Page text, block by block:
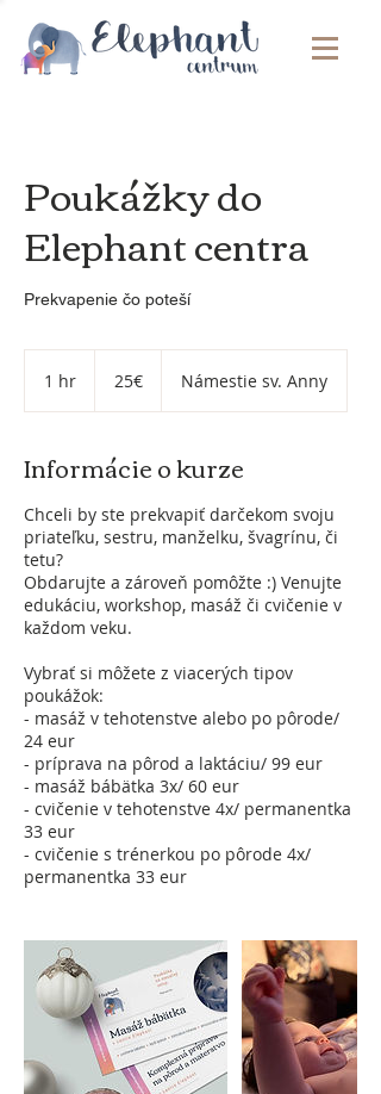
Poukážky do
Elephant centra
Prekvapenie čo poteší
1 hr 25€ Námestie sv. Anny
Informácie o kurze
Chceli by ste prekvapiť darčekom svoju
priateľku, sestru, manželku, švagrínu, či
tetu?
Obdarujte a zároveň pomôžte :) Venujte
edukáciu, workshop, masáž či cvičenie v
každom veku.
Vybrať si môžete z viacerých tipov
poukážok:
- masáž v tehotenstve alebo po pôrode/
24 eur
- príprava na pôrod a laktáciu/ 99 eur
- masáž bábätka 3x/ 60 eur
- cvičenie v tehotenstve 4x/ permanentka
33 eur
- cvičenie s trénerkou po pôrode 4x/